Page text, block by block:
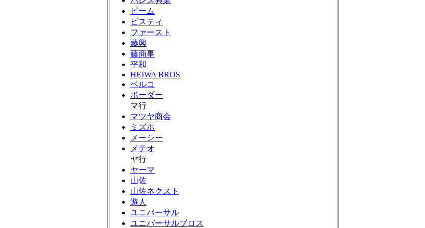
ビーム
ビスティ
ファースト
藤興
藤商事
平和
HEIWA BROS
ベルコ
ボーダー
マ行
マツヤ商会
ミズホ
メーシー
メテオ
ヤ行
ヤーマ
山佐
山佐ネクスト
遊人
ユニバーサル
ユニバーサルブロス